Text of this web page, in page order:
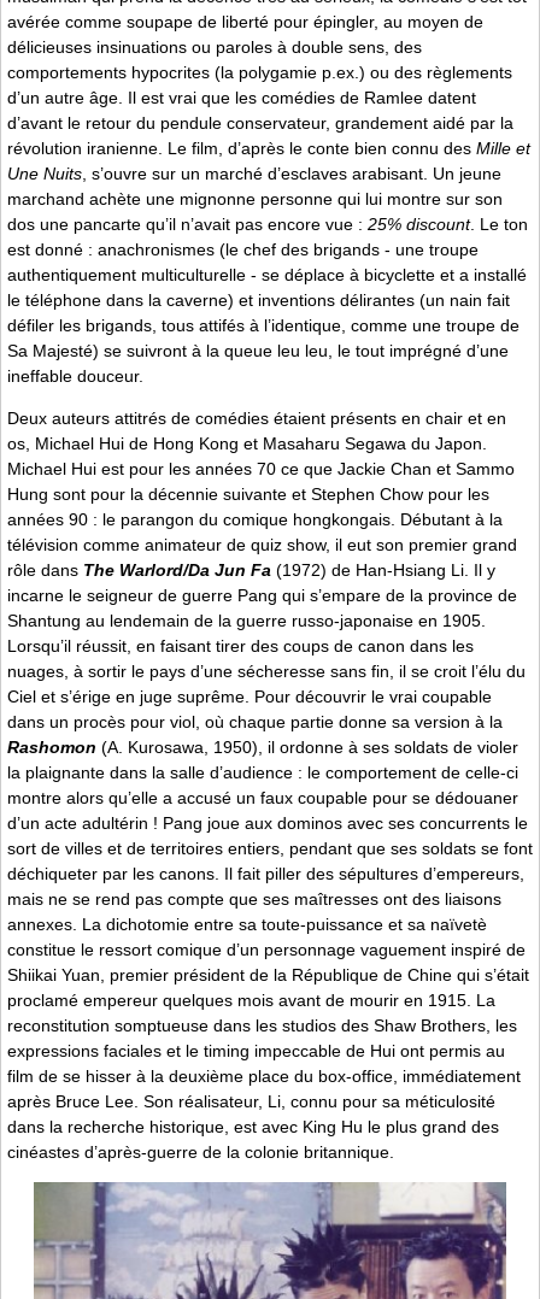
avérée comme soupape de liberté pour épingler, au moyen de
délicieuses insinuations ou paroles à double sens, des
comportements hypocrites (la polygamie p.ex.) ou des règlements
d’un autre âge. Il est vrai que les comédies de Ramlee datent
d’avant le retour du pendule conservateur, grandement aidé par la
révolution iranienne. Le film, d’après le conte bien connu des Mille et
Une Nuits , s’ouvre sur un marché d’esclaves arabisant. Un jeune
marchand achète une mignonne personne qui lui montre sur son
dos une pancarte qu’il n’avait pas encore vue : 25% discount. Le ton
est donné : anachronismes (le chef des brigands - une troupe
authentiquement multiculturelle - se déplace à bicyclette et a installé
le téléphone dans la caverne) et inventions délirantes (un nain fait
défiler les brigands, tous attifés à l’identique, comme une troupe de
Sa Majesté) se suivront à la queue leu leu, le tout imprégné d’une
ineffable douceur.
Deux auteurs attitrés de comédies étaient présents en chair et en
os, Michael Hui de Hong Kong et Masaharu Segawa du Japon.
Michael Hui est pour les années 70 ce que Jackie Chan et Sammo
Hung sont pour la décennie suivante et Stephen Chow pour les
années 90 : le parangon du comique hongkongais. Débutant à la
télévision comme animateur de quiz show, il eut son premier grand
rôle dans The Warlord/Da Jun Fa (1972) de Han-Hsiang Li. Il y
incarne le seigneur de guerre Pang qui s’empare de la province de
Shantung au lendemain de la guerre russo-japonaise en 1905.
Lorsqu’il réussit, en faisant tirer des coups de canon dans les
nuages, à sortir le pays d’une sécheresse sans fin, il se croit l’élu du
Ciel et s’érige en juge suprême. Pour découvrir le vrai coupable
dans un procès pour viol, où chaque partie donne sa version à la
Rashomon (A. Kurosawa, 1950), il ordonne à ses soldats de violer
la plaignante dans la salle d’audience : le comportement de celle-ci
montre alors qu’elle a accusé un faux coupable pour se dédouaner
d’un acte adultérin ! Pang joue aux dominos avec ses concurrents le
sort de villes et de territoires entiers, pendant que ses soldats se font
déchiqueter par les canons. Il fait piller des sépultures d’empereurs,
mais ne se rend pas compte que ses maîtresses ont des liaisons
annexes. La dichotomie entre sa toute-puissance et sa naïvetè
constitue le ressort comique d’un personnage vaguement inspiré de
Shiikai Yuan, premier président de la République de Chine qui s’était
proclamé empereur quelques mois avant de mourir en 1915. La
reconstitution somptueuse dans les studios des Shaw Brothers, les
expressions faciales et le timing impeccable de Hui ont permis au
film de se hisser à la deuxième place du box-office, immédiatement
après Bruce Lee. Son réalisateur, Li, connu pour sa méticulosité
dans la recherche historique, est avec King Hu le plus grand des
cinéastes d’après-guerre de la colonie britannique.